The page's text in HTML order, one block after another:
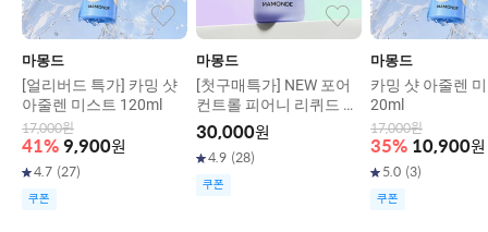
마몽드
[얼리버드 특가] 카밍 샷
아줄렌 미스트 120ml
17,000원
41% 9,900원
4.7 (27)
쿠폰
마몽드
[첫구매특가] NEW 포어
컨트롤 피어니 리퀴드 마
스크 80ml
30,000원
4.9 (28)
쿠폰
마몽드
카밍 샷 아줄렌
20ml
17,000원
35% 10,900원
5.0 (3)
쿠폰